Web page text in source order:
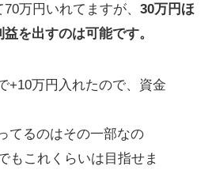
万円いれてますが、 30万円ほ
を出すのは可能です。
+10万円入れたので、資金
てるのはその一部なの
もこれくらいは目指せま